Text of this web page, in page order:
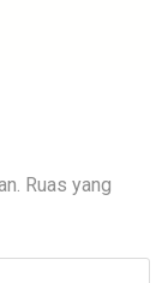
Ruas yang